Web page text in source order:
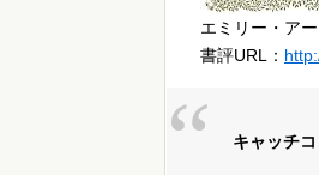
エミリー・ア
書評URL：
キャッチ